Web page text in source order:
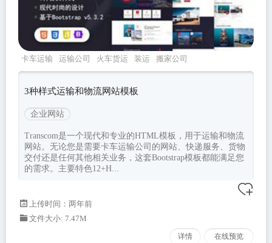
卡车运输 运输公司 火车货运 装运 搬家公司
3种样式运输和物流网站模板
企业网站
Transcom是一个现代和专业的HTML模板，用于运输和物流
网站。无论您是需要卡车运输公司的网站、快递服务、货物
交付还是任何其他相关业务，这套Bootstrap模板都能满足您
的需求。主要特色12+H...
上传时间：两年前
文件大小: 7.47M
详情 在线预览